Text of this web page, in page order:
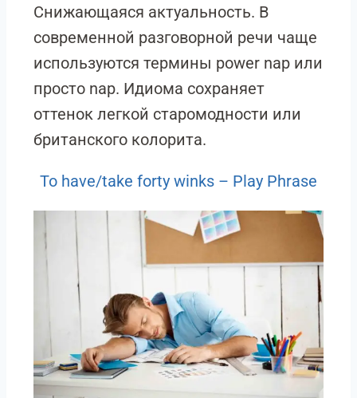
Снижающаяся актуальность. В
современной разговорной речи чаще
используются термины power nap или
просто nap. Идиома сохраняет
оттенок легкой старомодности или
британского колорита.
To have/take forty winks – Play Phrase